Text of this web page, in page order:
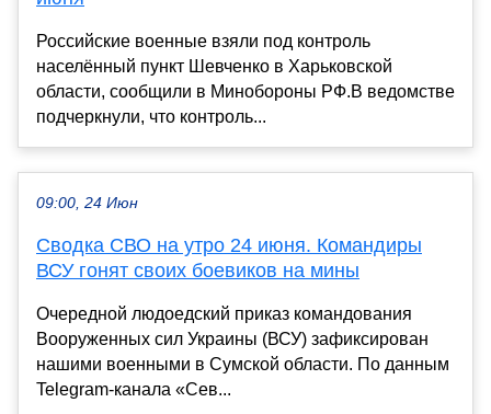
Российские военные взяли под контроль
населённый пункт Шевченко в Харьковской
области, сообщили в Минобороны РФ.В ведомстве
подчеркнули, что контроль...
09:00, 24 Июн
Сводка СВО на утро 24 июня. Командиры
ВСУ гонят своих боевиков на мины
Очередной людоедский приказ командования
Вооруженных сил Украины (ВСУ) зафиксирован
нашими военными в Сумской области. По данным
Telegram-канала «Сев...